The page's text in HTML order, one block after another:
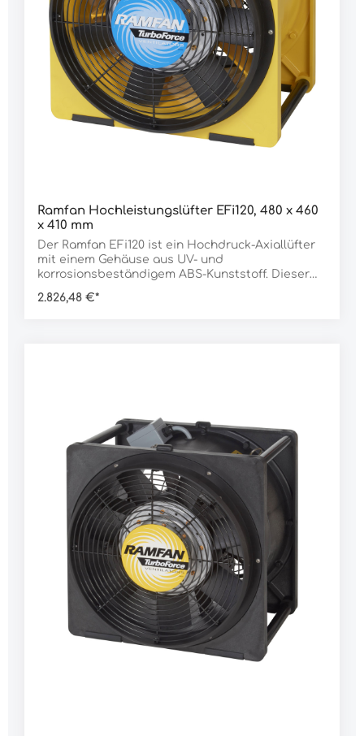
cmLuftleistung nach AMCA: 6.375 m³/hGeräusch (1
m): 86,1 dBMotor: 900 WAnschluss: 230
VAnschlusskabel: 9 m mit ATEX-Stecker
Anlaufstrom: 27 AStromaufnahme in Betrieb: 5
AEx-Schutz: ATEX (Motor) Zone 1: II 2 G EX d IIB
Gb Schutzart: IP55 Abmessung: 483 x 457 x 407
mmGewicht: 23.000 g
Ramfan Hochleistungslüfter EFi120, 480 x 460
x 410 mm
Der Ramfan EFi120 ist ein Hochdruck-Axiallüfter
mit einem Gehäuse aus UV- und
korrosionsbeständigem ABS-Kunststoff. Dieser
unzerstörbar. Das Schaltergehäuse ist staub-
LuttenadapterDaten:Rotor Ø: 40 cmLuftleistung
nach AMCA: 6.375 m³/hGeräusch (1 m): 86,1
dBMotor: 900 WAnschluss: 230 VAnschlusskabel:
4,6 m mit druckwasserdichtem Stecker IP68
mAnlaufstrom: 27 AStromaufnahme in Betrieb: 5
ASchutzart: IP55 Abmessung H x B x T: 480 x 460
x 410 mmGewicht: 24.000 g
2.826,48 €*